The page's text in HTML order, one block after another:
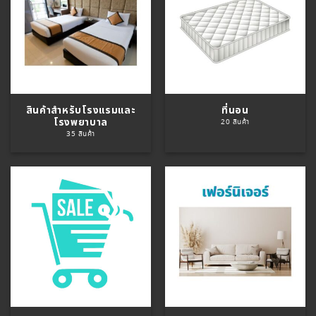
สินค้าสำหรับโรงแรมและ
โรงพยาบาล
35 สินค้า
ที่นอน
20 สินค้า